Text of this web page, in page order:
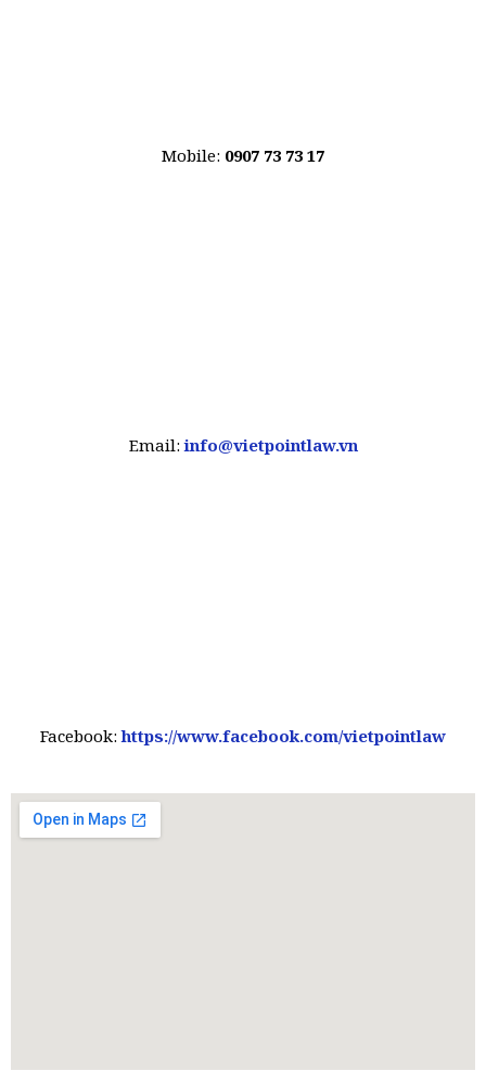
Mobile: 0907 73 73 17
Email:info@vietpointlaw.vn
Facebook:https://www.facebook.com/vietpointlaw